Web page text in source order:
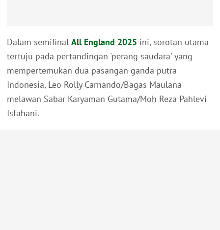
Dalam semifinal All England 2025 ini, sorotan utama
tertuju pada pertandingan 'perang saudara' yang
mempertemukan dua pasangan ganda putra
Indonesia, Leo Rolly Carnando/Bagas Maulana
melawan Sabar Karyaman Gutama/Moh Reza Pahlevi
Isfahani.